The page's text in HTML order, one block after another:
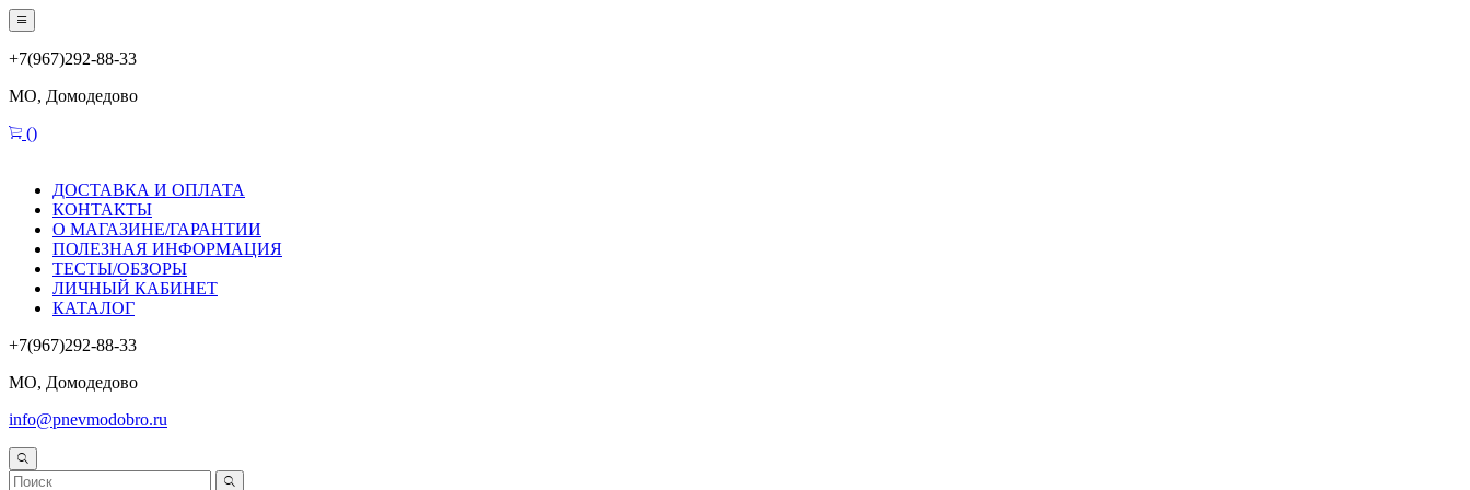
+7(967)292-88-33
МО, Домодедово
()
ДОСТАВКА И ОПЛАТА
КОНТАКТЫ
О МАГАЗИНЕ/ГАРАНТИИ
ПОЛЕЗНАЯ ИНФОРМАЦИЯ
ТЕСТЫ/ОБЗОРЫ
ЛИЧНЫЙ КАБИНЕТ
КАТАЛОГ
+7(967)292-88-33
МО, Домодедово
info@pnevmodobro.ru